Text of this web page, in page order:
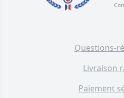
Questions-
Livraison
Paiement